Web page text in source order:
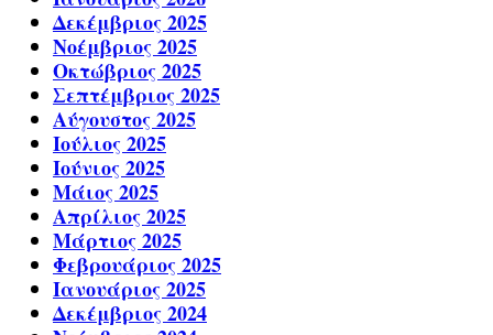
Δεκέμβριος 2025
Νοέμβριος 2025
Οκτώβριος 2025
Σεπτέμβριος 2025
Αύγουστος 2025
Ιούλιος 2025
Ιούνιος 2025
Μάιος 2025
Απρίλιος 2025
Μάρτιος 2025
Φεβρουάριος 2025
Ιανουάριος 2025
Δεκέμβριος 2024